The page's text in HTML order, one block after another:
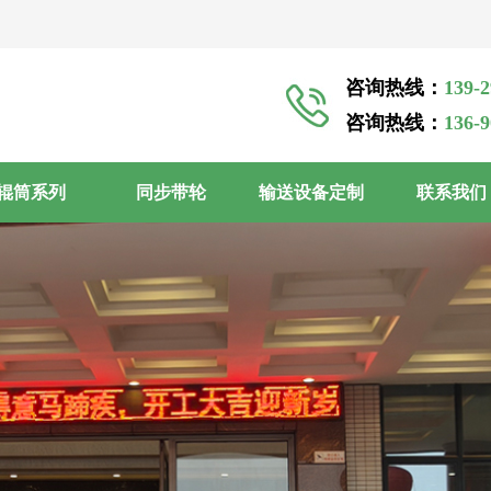
筒系列 同步带轮 输送设备定制 联系我们
咨询热线： 139-
咨询热线： 136-